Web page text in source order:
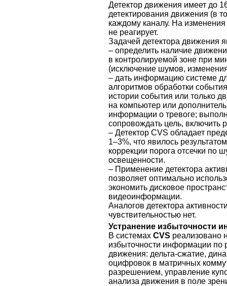
Детектор движения имеет до
детектирования движения (в
каждому каналу. На
не реагирует.
Задачей детектора движения
– определить наличие
в контролируемой зоне при
(исключение шумов,
– дать информацию системе
алгоритмов обработки
истории события или только
на компьютер или
информации о тревоге;
сопровождать цель, включить
– Детектор CVS обладает
1–3%, что явилось
коррекции порога отсечки по
освещенности.
– Применение детектора
позволяет оптимально
экономить дисковое
видеоинформации.
Аналогов детектора
чувствительностью нет.
Устранение избыточности
В системах CVS реализовано
избыточности информации по
движения: дельта-сжатие,
оцифровок в матричных
разрешением, управление
анализа движения в поле